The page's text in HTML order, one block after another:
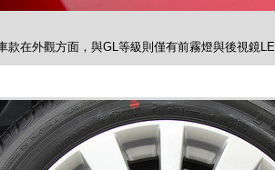
款在外觀方面，與GL等級則僅有前霧燈與後視鏡